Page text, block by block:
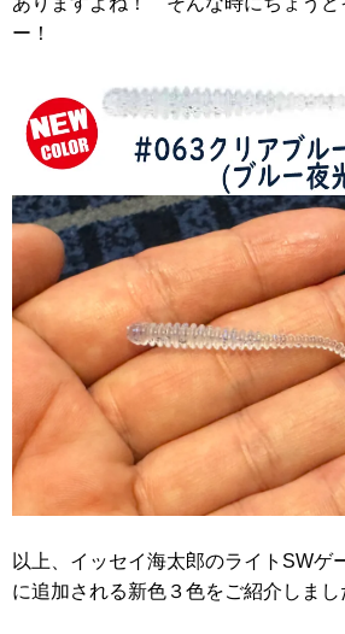
ー！
以上、イッセイ海太郎のライトSWゲ
に追加される新色３色をご紹介しまし